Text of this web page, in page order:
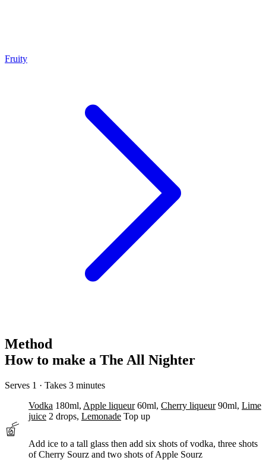
Fruity
Method
How to make a The All Nighter
Serves 1 · Takes 3 minutes
Vodka 180ml, Apple liqueur60ml, Cherry liqueur90ml, Lime
juice 2 drops, Lemonade Top up
Add ice to a tall glass then add six shots of vodka, three shots
of Cherry Sourz and two shots of Apple Sourz